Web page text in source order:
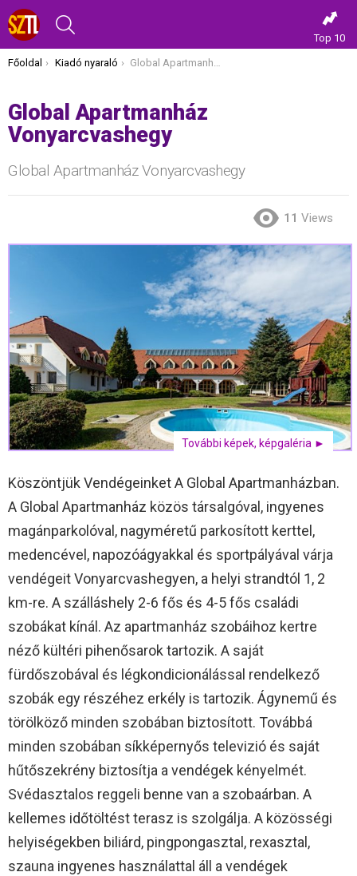
Top 10
Itt vagy most:
Főoldal Kiadó nyaraló Global Apartmanház Vonyarcvashegy
Global Apartmanház
Vonyarcvashegy
Global Apartmanház Vonyarcvashegy
11 Views
További képek, képgaléria ►
Köszöntjük Vendégeinket A Global Apartmanházban.
A Global Apartmanház közös társalgóval, ingyenes
magánparkolóval, nagyméretű parkosított kerttel,
medencével, napozóágyakkal és sportpályával várja
vendégeit Vonyarcvashegyen, a helyi strandtól 1, 2
km-re. A szálláshely 2-6 fős és 4-5 fős családi
szobákat kínál. Az apartmanház szobáihoz kertre
néző kültéri pihenősarok tartozik. A saját
fürdőszobával és légkondicionálással rendelkező
szobák egy részéhez erkély is tartozik. Ágynemű és
törölköző minden szobában biztosított. Továbbá
minden szobában síkképernyős televizió és saját
hűtőszekrény biztosítja a vendégek kényelmét.
Svédasztalos reggeli benne van a szobaárban. A
kellemes időtöltést terasz is szolgálja. A közösségi
helyiségekben biliárd, pingpongasztal, rexasztal,
szauna ingyenes használattal áll a vendégek